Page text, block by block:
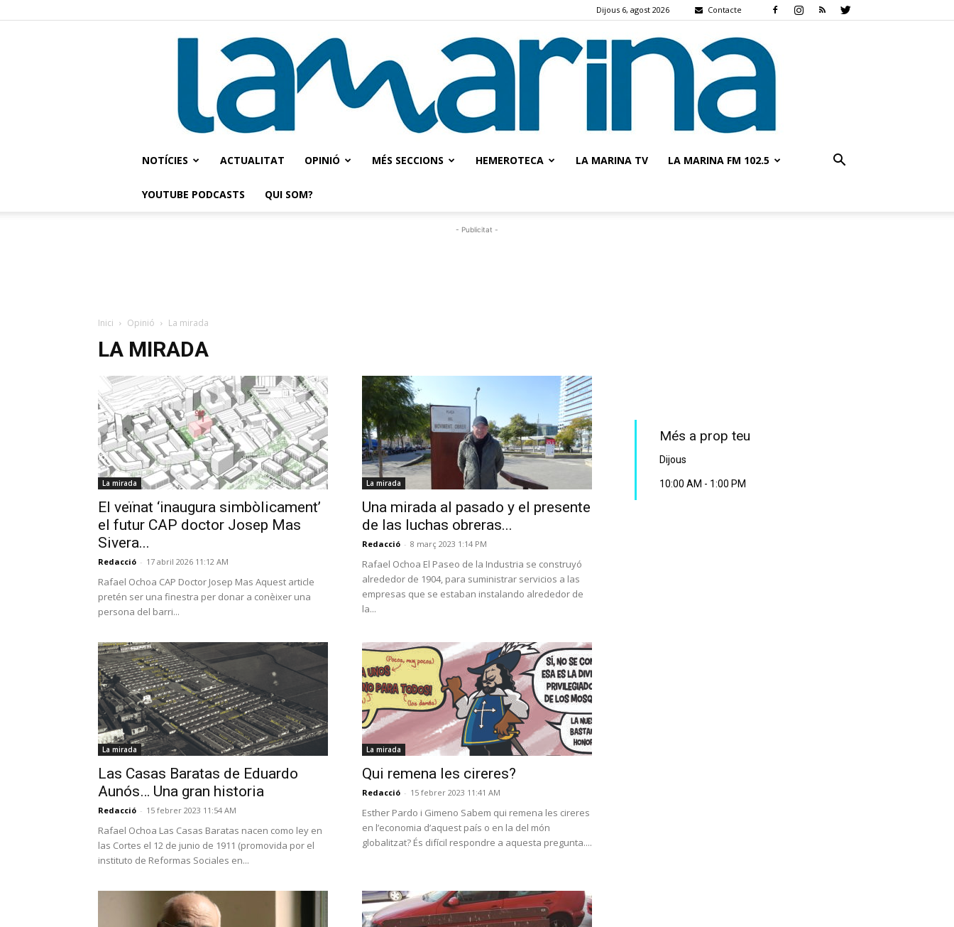
Dijous 6, agost 2026 Contacte
NOTÍCIES ACTUALITAT OPINIÓ MÉS SECCIONS HEMEROTECA LA MARINA TV LA MARINA FM 102.5
YOUTUBE PODCASTS QUI SOM?
- Publicitat -
Inici Opinió La mirada
LA MIRADA
La mirada
El veïnat ‘inaugura simbòlicament’
el futur CAP doctor Josep Mas
Sivera...
Redacció - 17 abril 2026 11:12 AM
Rafael Ochoa CAP Doctor Josep Mas Aquest article
pretén ser una finestra per donar a conèixer una
persona del barri...
La mirada
Una mirada al pasado y el presente
de las luchas obreras...
Redacció - 8 març 2023 1:14 PM
Rafael Ochoa El Paseo de la Industria se construyó
alrededor de 1904, para suministrar servicios a las
empresas que se estaban instalando alrededor de
la...
La mirada
Las Casas Baratas de Eduardo
Aunós… Una gran historia
Redacció - 15 febrer 2023 11:54 AM
Rafael Ochoa Las Casas Baratas nacen como ley en
las Cortes el 12 de junio de 1911 (promovida por el
instituto de Reformas Sociales en...
La mirada
Qui remena les cireres?
Redacció - 15 febrer 2023 11:41 AM
Esther Pardo i Gimeno Sabem qui remena les cireres
en l’economia d’aquest país o en la del món
globalitzat? És difícil respondre a aquesta pregunta....
Més a prop teu
Dijous
10:00 AM - 1:00 PM